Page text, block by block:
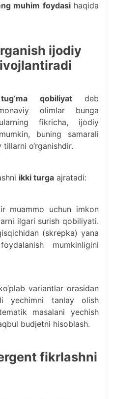
muhim foydasihaqida
ijodiy
tug‘ma qobiliyatdeb
olimlar bunga
fikricha, ijodiy
buning samarali
o‘rganishdir.
ikki turga ajratadi:
muammo uchun imkon
ilgari surish qobiliyati.
(skrepka) yana
mumkinligini
variantlar orasidan
yechimni tanlay olish
masalani yechish
budjetni hisoblash.
fikrlashni